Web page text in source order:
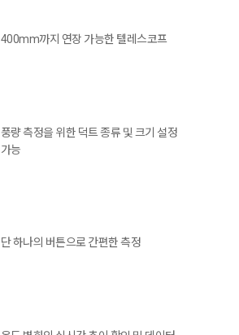
400mm까지 연장 가능한 텔레스코프
풍량 측정을 위한 덕트 종류 및 크기 설정
가능
단 하나의 버튼으로 간편한 측정